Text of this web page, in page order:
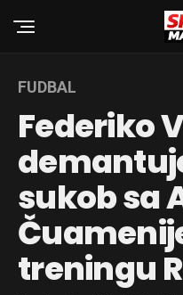
FUDBAL
Federiko
sukob sa
treningu